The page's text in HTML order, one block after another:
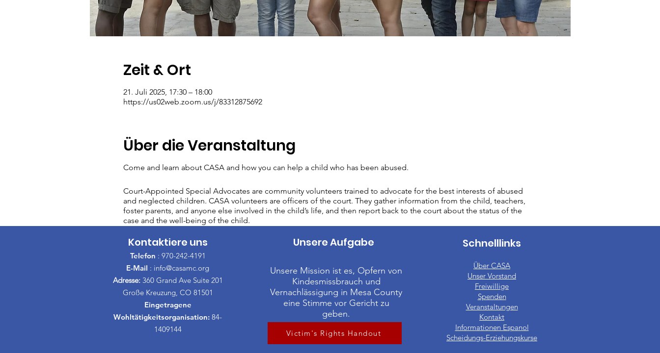
Zeit & Ort
21. Juli 2025, 17:30 – 18:00
https://us02web.zoom.us/j/83312875692
Über die Veranstaltung
Come and learn about CASA and how you can help a child who has been abused.
Court-Appointed Special Advocates are community volunteers trained to advocate for the best interests of abused
and neglected children. CASA volunteers are officers of the court. They gather information from the child, teachers,
foster parents, and anyone else involved in the child’s life, and then report back to the court about the status of the
case and the well-being of the child.
Kontaktiere uns
Telefon : 970-242-4191
E-Mail : info@casamc.org
Adresse:360 Grand Ave Suite 201
Große Kreuzung, CO 81501
Eingetragene
Wohltätigkeitsorganisation: 84-
1409144
Unsere Aufgabe
Unsere Mission ist es, Opfern von
Kindesmissbrauch und
Vernachlässigung in Mesa County
eine Stimme vor Gericht zu
geben.
Victim's Rights Handout
Schnelllinks
Über CASA
Unser Vorstand
​Freiwillige
Spenden
Veranstaltungen
Kontakt
Informationen Espanol
Scheidungs-Erziehungskurse